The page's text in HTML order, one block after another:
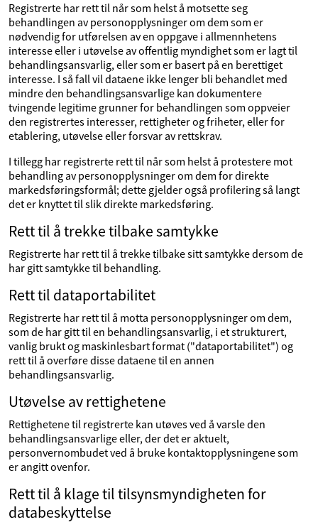
Registrerte har rett til når som helst å motsette seg
behandlingen av personopplysninger om dem som er
nødvendig for utførelsen av en oppgave i allmennhetens
interesse eller i utøvelse av offentlig myndighet som er lagt til
behandlingsansvarlig, eller som er basert på en berettiget
interesse. I så fall vil dataene ikke lenger bli behandlet med
mindre den behandlingsansvarlige kan dokumentere
tvingende legitime grunner for behandlingen som oppveier
den registrertes interesser, rettigheter og friheter, eller for
etablering, utøvelse eller forsvar av rettskrav.
I tillegg har registrerte rett til når som helst å protestere mot
behandling av personopplysninger om dem for direkte
markedsføringsformål; dette gjelder også profilering så langt
det er knyttet til slik direkte markedsføring.
Rett til å trekke tilbake samtykke
Registrerte har rett til å trekke tilbake sitt samtykke dersom de
har gitt samtykke til behandling.
Rett til dataportabilitet
Registrerte har rett til å motta personopplysninger om dem,
som de har gitt til en behandlingsansvarlig, i et strukturert,
vanlig brukt og maskinlesbart format ("dataportabilitet") og
rett til å overføre disse dataene til en annen
behandlingsansvarlig.
Utøvelse av rettighetene
Rettighetene til registrerte kan utøves ved å varsle den
behandlingsansvarlige eller, der det er aktuelt,
personvernombudet ved å bruke kontaktopplysningene som
er angitt ovenfor.
Rett til å klage til tilsynsmyndigheten for
databeskyttelse